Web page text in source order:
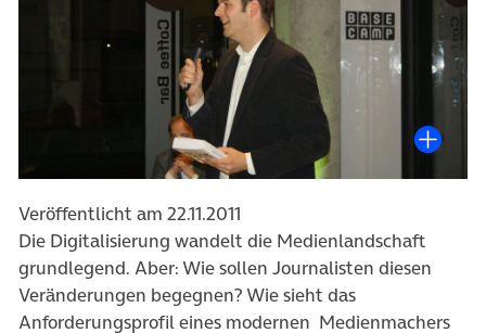
Veröffentlicht am 22.11.2011
Die Digitalisierung wandelt die Medienlandschaft
grundlegend. Aber: Wie sollen Journalisten diesen
Veränderungen begegnen? Wie sieht das
Anforderungsprofil eines modernen Medienmachers